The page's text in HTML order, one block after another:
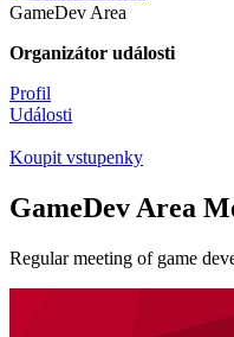
GameDev Area
Organizátor události
Profil
Události
Koupit vstupenky
GameDev Area
Regular meeting of game